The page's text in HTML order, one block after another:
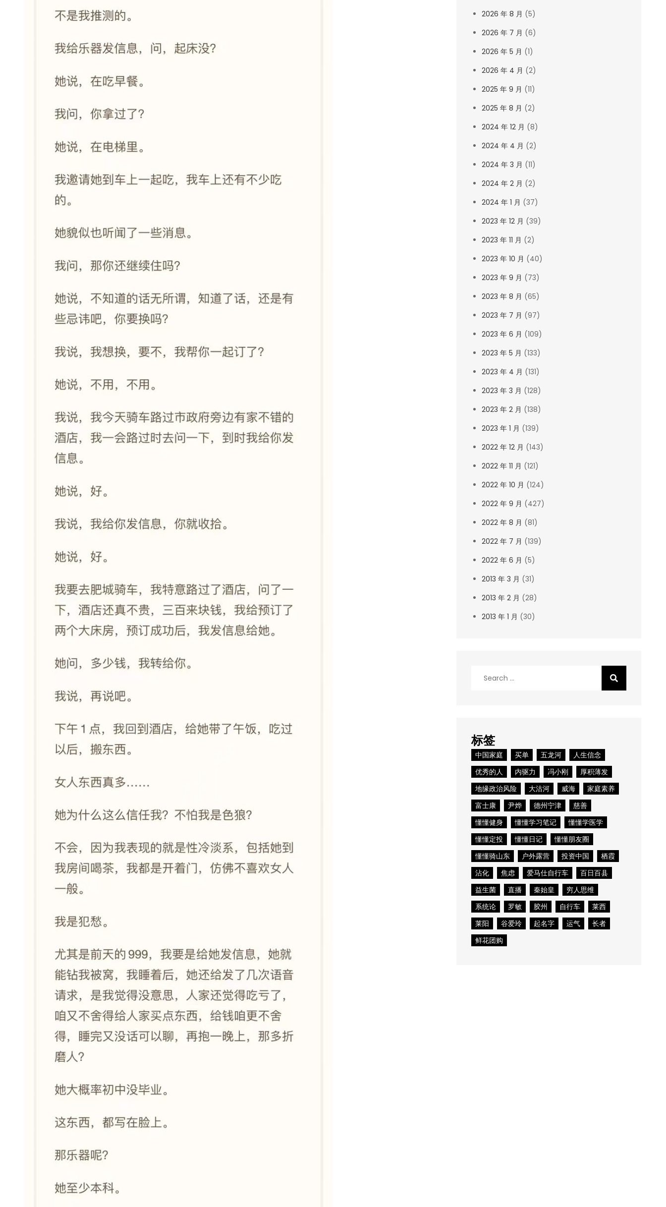
2026 年 8 月 (5)
2026 年 7 月 (6)
2026 年 5 月 (1)
2026 年 4 月 (2)
2025 年 9 月 (11)
2025 年 8 月 (2)
2024 年 12 月 (8)
2024 年 4 月 (2)
2024 年 3 月 (11)
2024 年 2 月 (2)
2024 年 1 月 (37)
2023 年 12 月 (39)
2023 年 11 月 (2)
2023 年 10 月 (40)
2023 年 9 月 (73)
2023 年 8 月 (65)
2023 年 7 月 (97)
2023 年 6 月 (109)
2023 年 5 月 (133)
2023 年 4 月 (131)
2023 年 3 月 (128)
2023 年 2 月 (138)
2023 年 1 月 (139)
2022 年 12 月 (143)
2022 年 11 月 (121)
2022 年 10 月 (124)
2022 年 9 月 (427)
2022 年 8 月 (81)
2022 年 7 月 (139)
2022 年 6 月 (5)
2013 年 3 月 (31)
2013 年 2 月 (28)
2013 年 1 月 (30)
标签
中国家庭 买单 五龙河
人生信念
优秀的人
内驱力 冯小刚
厚积薄发
地缘政治风险
大沽河 威海
家庭素养
富士康
尹烨 德州宁津
慈善
懂懂健身
懂懂学习笔记
懂懂学医学
懂懂定投
懂懂日记
懂懂朋友圈
懂懂骑山东
户外露营 投资中国
栖霞
沾化
焦虑 爱马仕自行车
百日百县
益生菌
直播 秦始皇
穷人思维
系统论
罗敏 胶州 自行车
莱西
莱阳
谷爱玲 起名字 运气
长者
鲜花团购